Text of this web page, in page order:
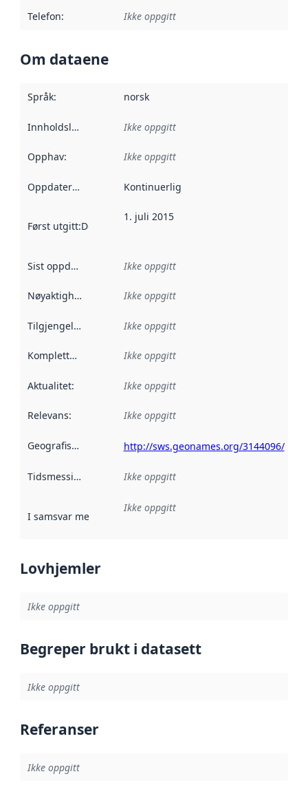
Telefon: Ikke oppgitt
Om dataene
Språk: norsk
Innholdsleverandører :
Ikke oppgitt
Opphav: Ikke oppgitt
Oppdateringsfrekvens :
Kontinuerlig
Først utgitt:Denne datoen sier når dataene i dette
1. juli 2015
Sist oppdatert Ikke oppgitt
Nøyaktighet Ikke oppgitt
Tilgjengelighet Ikke oppgitt
Kompletthet Ikke oppgitt
Aktualitet: Ikke oppgitt
Relevans: Ikke oppgitt
Geografisk avgrensning :
http://sws.geonames.org/3144096/
Tidsmessig avgrensning :
Ikke oppgitt
I samsvar med Referanse til en implementasjonsregel
Ikke oppgitt
Lovhjemler
Ikke oppgitt
Begreper brukt i datasett
Ikke oppgitt
Referanser
Ikke oppgitt